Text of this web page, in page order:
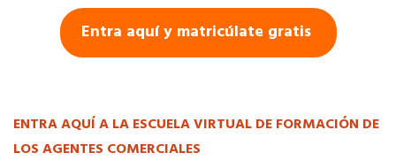
Hoteles
Información a la última
Entra aquí y matricúlate gratis
ENTRA AQUÍ A LA ESCUELA VIRTUAL DE FORMACIÓN DE
LOS AGENTES COMERCIALES